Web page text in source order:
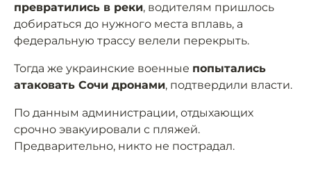
превратились в реки, водителям пришлось
добираться до нужного места вплавь, а
федеральную трассу велели перекрыть.
Тогда же украинские военные попытались
атаковать Сочи дронами, подтвердили власти.
По данным администрации, отдыхающих
срочно эвакуировали с пляжей.
Предварительно, никто не пострадал.